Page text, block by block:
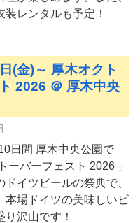
レンタルも予定！
(金)～ 厚木オクト
2026 ＠ 厚木中央
日間 厚木中央公園で
ーバーフェスト 2026 」
イツビールの祭典で、
本場ドイツの美味しいビ
沢山です！